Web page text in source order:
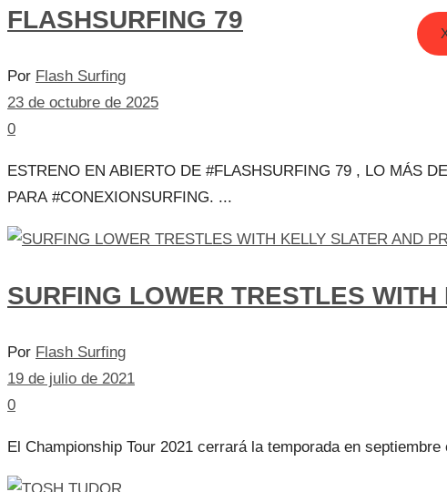
FLASHSURFING 79
Por Flash Surfing
23 de octubre de 2025
0
ESTRENO EN ABIERTO DE #FLASHSURFING 79 , LO MÁS
PARA #CONEXIONSURFING. ...
SURFING LOWER TRESTLES
Por Flash Surfing
19 de julio de 2021
0
El Championship Tour 2021 cerrará la temporada en